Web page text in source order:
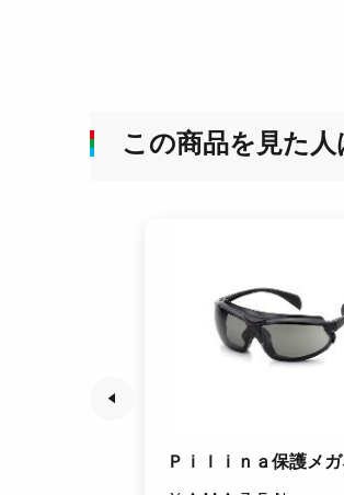
この商品を見た
Ｐｉｌｉｎａ保護メガ